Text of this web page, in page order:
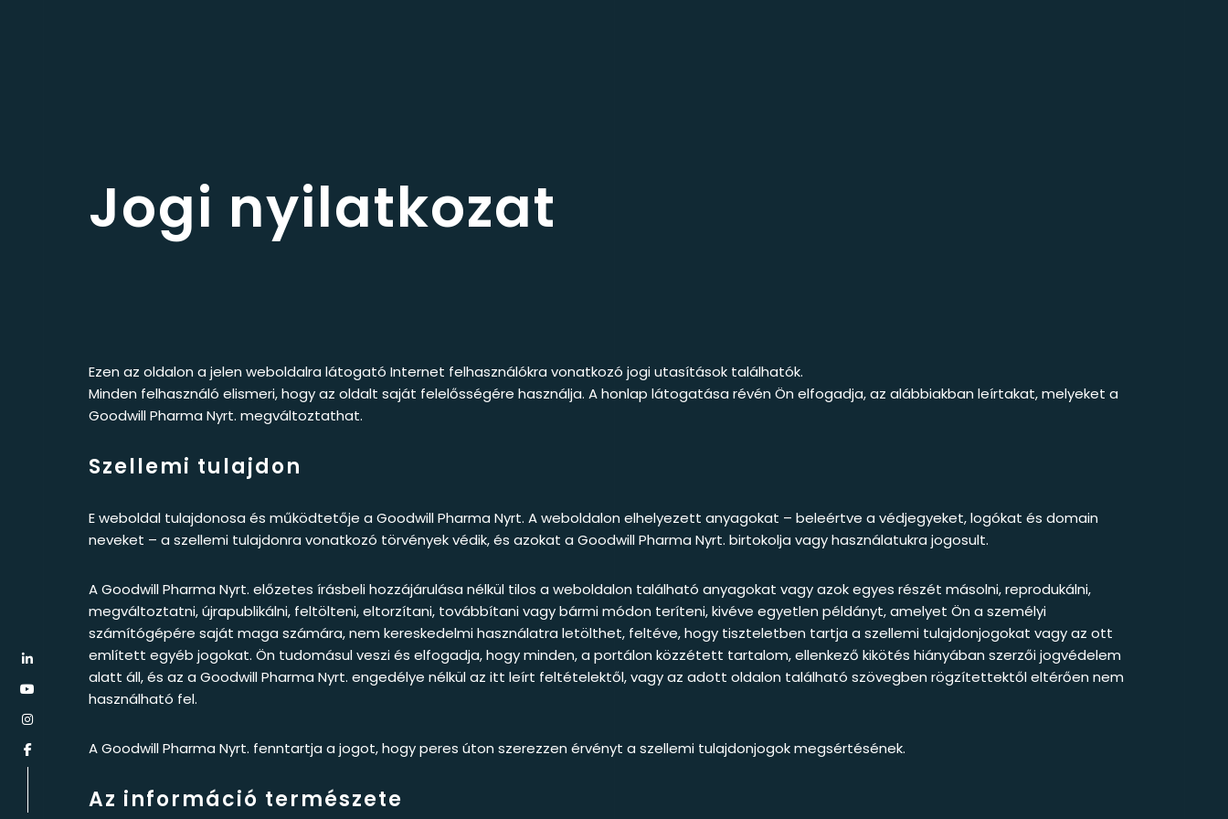
Jogi nyilatkozat
Ezen az oldalon a jelen weboldalra látogató Internet felhasználókra vonatkozó jogi utasítások találhatók.
Minden felhasználó elismeri, hogy az oldalt saját felelősségére használja. A honlap látogatása révén Ön elfogadja, az alábbiakban leírtakat, melyeket a
Goodwill Pharma Nyrt. megváltoztathat.
Szellemi tulajdon
E weboldal tulajdonosa és működtetője a Goodwill Pharma Nyrt. A weboldalon elhelyezett anyagokat – beleértve a védjegyeket, logókat és domain
neveket – a szellemi tulajdonra vonatkozó törvények védik, és azokat a Goodwill Pharma Nyrt. birtokolja vagy használatukra jogosult.
A Goodwill Pharma Nyrt. előzetes írásbeli hozzájárulása nélkül tilos a weboldalon található anyagokat vagy azok egyes részét másolni, reprodukálni,
megváltoztatni, újrapublikálni, feltölteni, eltorzítani, továbbítani vagy bármi módon teríteni, kivéve egyetlen példányt, amelyet Ön a személyi
számítógépére saját maga számára, nem kereskedelmi használatra letölthet, feltéve, hogy tiszteletben tartja a szellemi tulajdonjogokat vagy az ott
említett egyéb jogokat. Ön tudomásul veszi és elfogadja, hogy minden, a portálon közzétett tartalom, ellenkező kikötés hiányában szerzői jogvédelem
alatt áll, és az a Goodwill Pharma Nyrt. engedélye nélkül az itt leírt feltételektől, vagy az adott oldalon található szövegben rögzítettektől eltérően nem
használható fel.
A Goodwill Pharma Nyrt. fenntartja a jogot, hogy peres úton szerezzen érvényt a szellemi tulajdonjogok megsértésének.
Az információ természete